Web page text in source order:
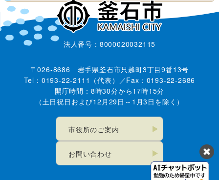
法人番号：8000020032115
〒026-8686 岩手県釜石市只越町3丁目9番13号
Tel：0193-22-2111（代表）／Fax：0193-22-2686
開庁時間：8時30分から17時15分
（土日祝日および12月29日～1月3日を除く）
市役所のご案内
お問い合わせ